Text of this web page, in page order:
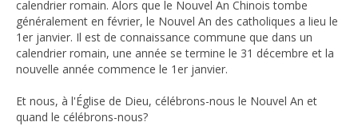
calendrier romain. Alors que le Nouvel An Chinois tombe
généralement en février, le Nouvel An des catholiques a lieu le
1er janvier. Il est de connaissance commune que dans un
calendrier romain, une année se termine le 31 décembre et la
nouvelle année commence le 1er janvier.
Et nous, à l'Église de Dieu, célébrons-nous le Nouvel An et
quand le célébrons-nous?